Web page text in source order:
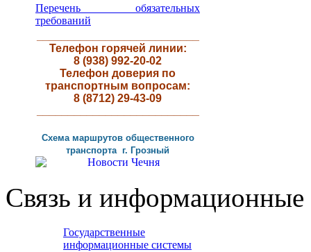
Перечень обязательных
требований
Телефон горячей линии:
8 (938) 992-20-02
Телефон доверия по
транспортным вопросам:
8 (8712) 29-43-09
Схема маршрутов общественного
транспорта г. Грозный
Связь и информационные
Государственные
информационные системы